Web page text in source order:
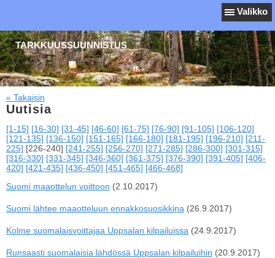
Valikko
TARKKUUSSUUNNISTUS
« Takaisin
Uutisia
[1-15] [16-30] [31-45] [46-60] [61-75] [76-90] [91-105] [106-120]
[121-135] [136-150] [151-165] [166-180] [181-195] [196-210] [211-
225] [226-240] [241-255] [256-270] [271-285] [286-300] [301-315]
[316-330] [331-345] [346-360] [361-375] [376-390] [391-405] [406-
420] [421-435] [436-450] [451-465] [466-468]
Suomi maaottelun voittoon (2.10.2017)
Suomi lähtee maaotteluun ennakkosuosikkina (26.9.2017)
Kolme suomalaisvoittajaa Uppsalan kilpailuissa (24.9.2017)
Runsaasti suomalaisia lähdössä Uppsalan kilpailuihin (20.9.2017)